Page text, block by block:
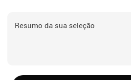
Resumo da sua seleção